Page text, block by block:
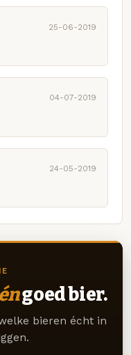
25-06-2019
04-07-2019
24-05-2019
goed bier.
bieren écht in